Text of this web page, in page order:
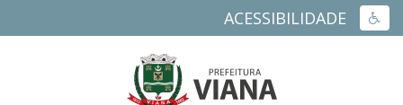
ACESSIBILIDADE